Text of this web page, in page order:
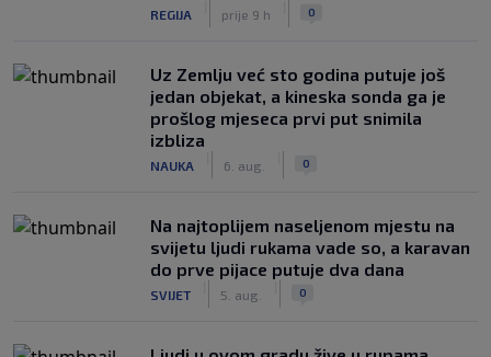
REGIJA prije 9 h 0
Uz Zemlju već sto godina putuje još
jedan objekat, a kineska sonda ga je
prošlog mjeseca prvi put snimila
izbliza
NAUKA 6. aug. 0
Na najtoplijem naseljenom mjestu na
svijetu ljudi rukama vade so, a karavan
do prve pijace putuje dva dana
SVIJET 5. aug. 0